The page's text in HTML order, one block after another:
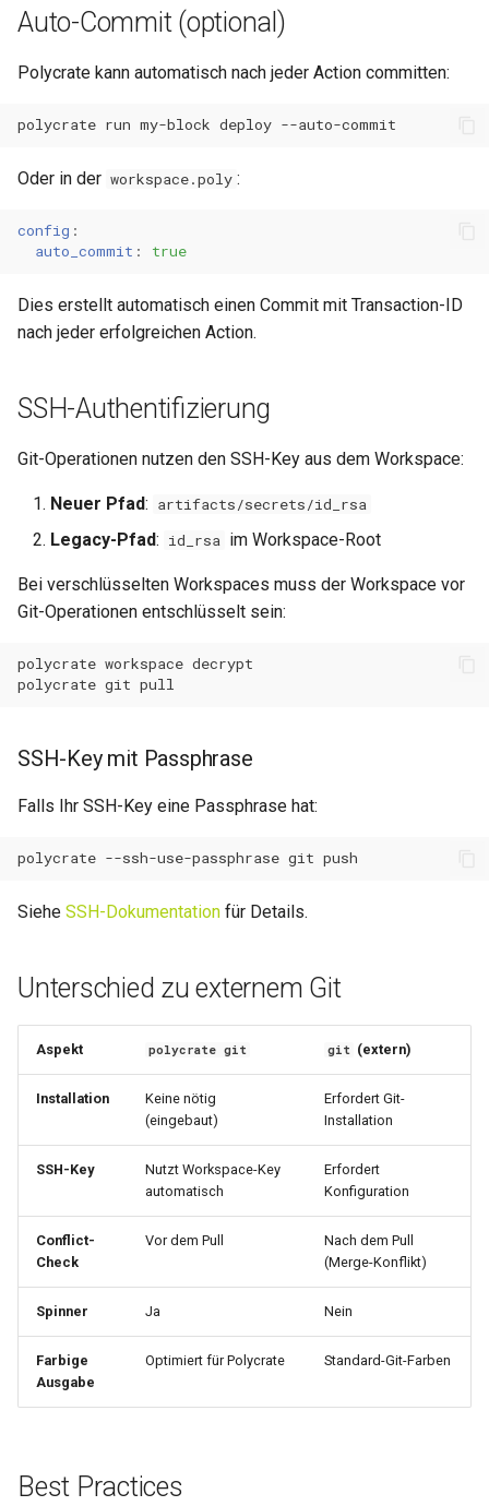
Auto-Commit (optional)
Polycrate kann automatisch nach jeder Action committen:
polycrate run my-block deploy
Oder in der workspace.poly :
config :
auto_commit : true
Dies erstellt automatisch einen Commit mit Transaction-ID
nach jeder erfolgreichen Action.
SSH-Authentifizierung
Git-Operationen nutzen den SSH-Key aus dem Workspace:
Neuer Pfad: artifacts/secrets/id_rsa
Legacy-Pfad: id_rsa im Workspace-Root
Bei verschlüsselten Workspaces muss der Workspace vor
Git-Operationen entschlüsselt sein:
polycrate workspace
polycrate git
SSH-Key mit Passphrase
Falls Ihr SSH-Key eine Passphrase hat:
polycrate --ssh-use-passphrase git
Siehe SSH-Dokumentation für Details.
Unterschied zu externem Git
Aspekt polycrate git git (extern)
Installation
Keine nötig
(eingebaut)
Erfordert Git-
Installation
SSH-Key
Nutzt Workspace-Key
automatisch
Erfordert
Konfiguration
Conflict-
Check
Vor dem Pull
Nach dem Pull
(Merge-Konflikt)
Spinner Ja Nein
Farbige
Ausgabe
Optimiert für Polycrate Standard-Git-Farben
Best Practices